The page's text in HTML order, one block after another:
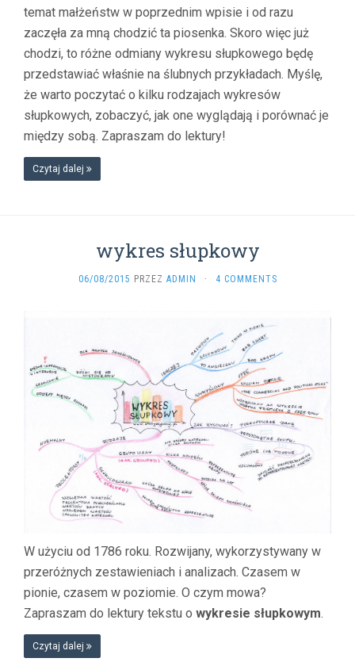
temat małżeństw w poprzednim wpisie i od razu
zaczęła za mną chodzić ta piosenka. Skoro więc już
chodzi, to różne odmiany wykresu słupkowego będę
przedstawiać właśnie na ślubnych przykładach. Myślę,
że warto poczytać o kilku rodzajach wykresów
słupkowych, zobaczyć, jak one wyglądają i porównać je
między sobą. Zapraszam do lektury!
Czytaj dalej
wykres słupkowy
06/08/2015 PRZEZ ADMIN · 4 COMMENTS
W użyciu od 1786 roku. Rozwijany, wykorzystywany w
przeróżnych zestawieniach i analizach. Czasem w
pionie, czasem w poziomie. O czym mowa?
Zapraszam do lektury tekstu o wykresie słupkowym.
Czytaj dalej